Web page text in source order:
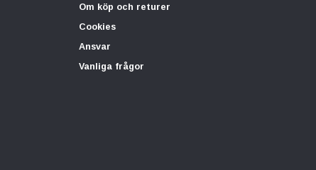
Om köp och returer
Cookies
Ansvar
Vanliga frågor